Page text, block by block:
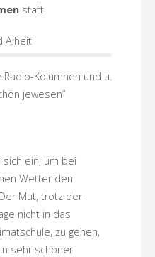
statt
Kolumnen und u.
jewesen“
ein, um bei
Wetter den
Mut, trotz der
nicht in das
zu gehen,
sehr schöner